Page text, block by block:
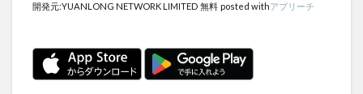
開発元:YUANLONG NETWORK LIMITED 無料 posted withアプリーチ